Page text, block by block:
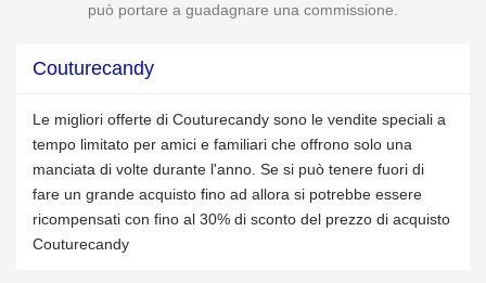
può portare a guadagnare una commissione.
Couturecandy
Le migliori offerte di Couturecandy sono le vendite speciali a
tempo limitato per amici e familiari che offrono solo una
manciata di volte durante l'anno. Se si può tenere fuori di
fare un grande acquisto fino ad allora si potrebbe essere
ricompensati con fino al 30% di sconto del prezzo di acquisto
Couturecandy